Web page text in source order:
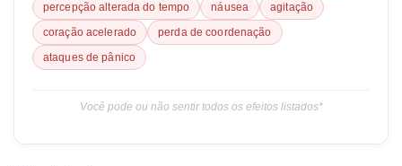
percepção alterada do tempo
náusea
agitação
coração acelerado
perda de coordenação
ataques de pânico
Você pode ou não sentir todos os efeitos listados*